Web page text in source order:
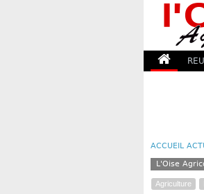
ACCUEIL
L'Oise
Agriculture